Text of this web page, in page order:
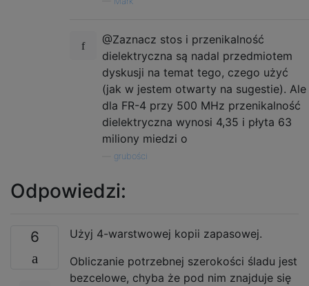
@Zaznacz stos i przenikalność
dielektryczna są nadal przedmiotem
dyskusji na temat tego, czego użyć
(jak w jestem otwarty na sugestie). Ale
dla FR-4 przy 500 MHz przenikalność
dielektryczna wynosi 4,35 i płyta 63
miliony miedzi o
grubości
Odpowiedzi:
6
Użyj 4-warstwowej kopii zapasowej.
Obliczanie potrzebnej szerokości śladu jest
bezcelowe, chyba że pod nim znajduje się